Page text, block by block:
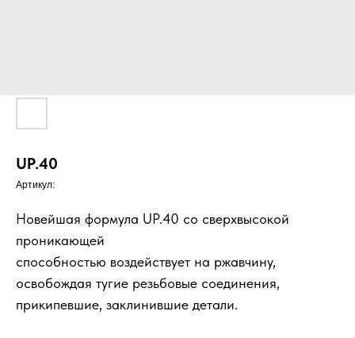
UP.40
Артикул:
Новейшая формула UP.40 со сверхвысокой
проникающей
способностью воздействует на ржавчину,
освобождая тугие резьбовые соединения,
прикипевшие, заклинившие детали.